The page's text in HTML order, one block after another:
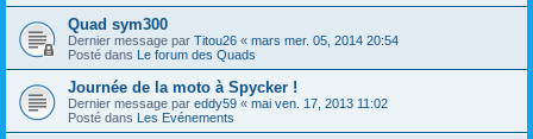
Quad sym300
Dernier message par Titou26 « mars mer. 05, 2014 20:54
Posté dans Le forum des Quads
Journée de la moto à Spycker !
Dernier message par eddy59 « mai ven. 17, 2013 11:02
Posté dans Les Evénements